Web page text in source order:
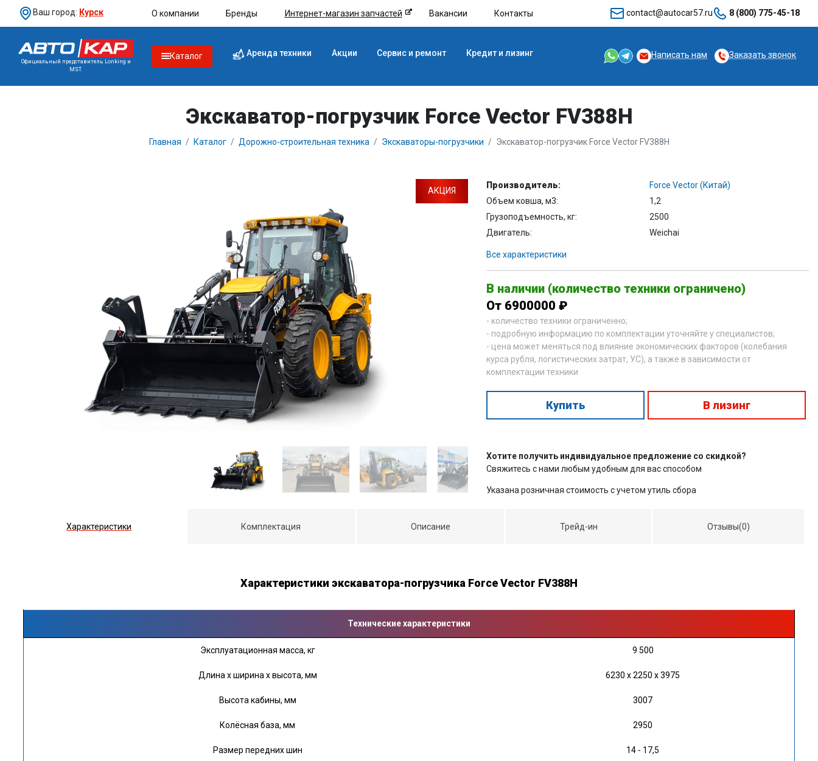
Ваш город: Курск О компании Бренды Интернет-магазин запчастей Вакансии Контакты contact@autocar57.ru 8 (800) 775-45-18
Официальный представитель Lonking и
MST.
Каталог Аренда техники Акции Сервис и ремонт Кредит и лизинг Написать нам Заказать звонок
Экскаватор-погрузчик Force Vector FV388H
Главная Каталог Дорожно-строительная техника Экскаваторы-погрузчики Экскаватор-погрузчик Force Vector FV388H
АКЦИЯ
Производитель:
Force Vector (Китай)
Объем ковша, м3:
1,2
Грузоподъемность, кг:
2500
Двигатель:
Weichai
Все характеристики
В наличии (количество техники ограничено)
От 6900000 ₽
- количество техники ограниченно;
- подробную информацию по комплектации уточняйте у специалистов;
- цена может меняться под влияние экономических факторов (колебания
курса рубля, логистических затрат, УС), а также в зависимости от
комплектации техники
Купить В лизинг
Хотите получить индивидуальное предложение со скидкой?
Свяжитесь с нами любым удобным для вас способом
Указана розничная стоимость с учетом утиль сбора
Характеристики Комплектация Описание Трейд-ин Отзывы(0)
Характеристики экскаватора-погрузчика Force Vector FV388H
Технические характеристики
Эксплуатационная масса, кг 9 500
Длина х ширина х высота, мм 6230 х 2250 х 3975
Высота кабины, мм 3007
Колёсная база, мм 2950
Размер передних шин 14 - 17,5